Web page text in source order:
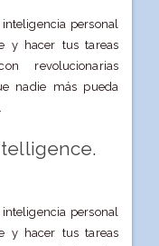
personal
y hacer tus tareas
revolucionarias
nadie más pueda
personal
y hacer tus tareas